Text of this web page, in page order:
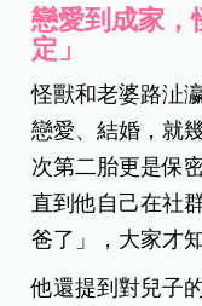
戀愛到成家，
定」
怪獸和老婆路沚
戀愛、結婚，就
次第二胎更是保
直到他自己在社
爸了」，大家才
他還提到對兒子